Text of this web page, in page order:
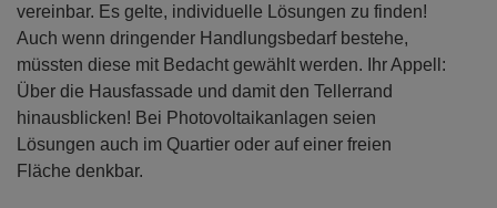
vereinbar. Es gelte, individuelle Lösungen zu finden!
Auch wenn dringender Handlungsbedarf bestehe,
müssten diese mit Bedacht gewählt werden. Ihr Appell:
Über die Hausfassade und damit den Tellerrand
hinausblicken! Bei Photovoltaikanlagen seien
Lösungen auch im Quartier oder auf einer freien
Fläche denkbar.